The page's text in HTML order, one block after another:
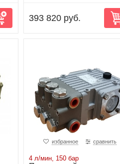
393 820 руб.
избранное сравнить
4 л/мин, 150 бар